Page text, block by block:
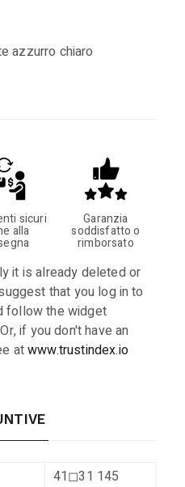
azzurro chiaro
sicuri
alla
Garanzia
soddisfatto o
rimborsato
it is already deleted or
that you log in to
follow the widget
if you don't have an
atwww.trustindex.io
41◻︎31 145